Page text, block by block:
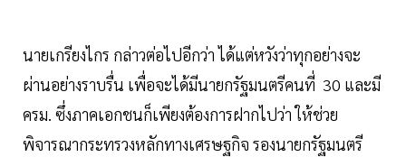
นายเกรียงไกร กล่าวต่อไปอีกว่า ได้แต่หวังว่าทุกอย่างจะ
ผ่านอย่างราบรื่น เพื่อจะได้มีนายกรัฐมนตรีคนที่ 30 และมี
ครม. ซึ่งภาคเอกชนก็เพียงต้องการฝากไปว่า ให้ช่วย
พิจารณากระทรวงหลักทางเศรษฐกิจ รองนายกรัฐมนตรี